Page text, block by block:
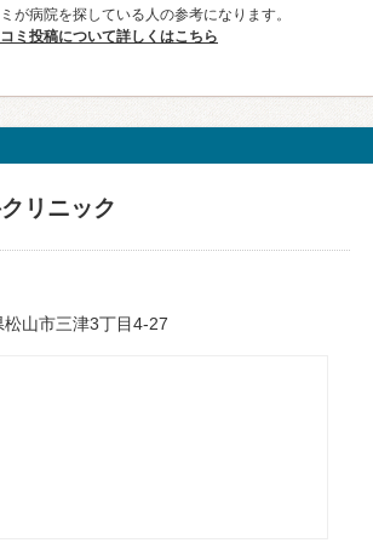
が病院を探している人の参考になります。
ミ投稿について詳しくはこちら
リニック
山市三津3丁目4-27